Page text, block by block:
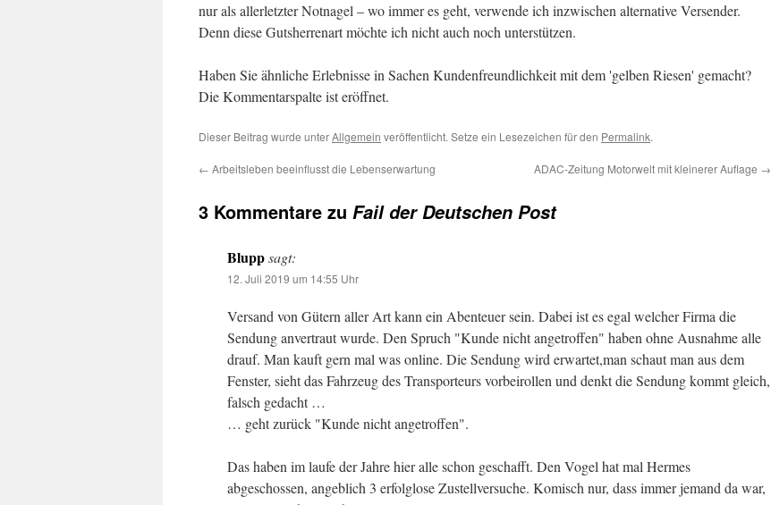
nur als allerletzter Notnagel – wo immer es geht, verwende ich inzwischen alternative Versender.
Denn diese Gutsherrenart möchte ich nicht auch noch unterstützen.
Haben Sie ähnliche Erlebnisse in Sachen Kundenfreundlichkeit mit dem 'gelben Riesen' gemacht?
Die Kommentarspalte ist eröffnet.
Dieser Beitrag wurde unterAllgemein veröffentlicht. Setze ein Lesezeichen für den Permalink.
← Arbeitsleben beeinflusst die Lebenserwartung ADAC-Zeitung Motorwelt mit kleinerer Auflage →
3 Kommentare zu Fail der Deutschen Post
Bluppsagt:
12. Juli 2019 um 14:55 Uhr
Versand von Gütern aller Art kann ein Abenteuer sein. Dabei ist es egal welcher Firma die
Sendung anvertraut wurde. Den Spruch "Kunde nicht angetroffen" haben ohne Ausnahme alle
drauf. Man kauft gern mal was online. Die Sendung wird erwartet,man schaut man aus dem
Fenster, sieht das Fahrzeug des Transporteurs vorbeirollen und denkt die Sendung kommt gleich,
falsch gedacht …
… geht zurück "Kunde nicht angetroffen".
Das haben im laufe der Jahre hier alle schon geschafft. Den Vogel hat mal Hermes
abgeschossen, angeblich 3 erfolglose Zustellversuche. Komisch nur, dass immer jemand da war,